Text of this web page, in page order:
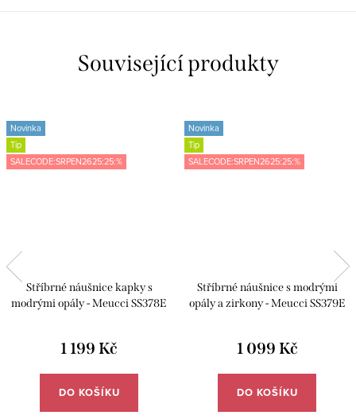
Související produkty
Novinka
Tip
SALECODE:SRPEN2625:25:%
Stříbrné náušnice kapky s
modrými opály - Meucci SS378E
1 199 Kč
DO KOŠÍKU
Novinka
Tip
SALECODE:SRPEN2625:25:%
Stříbrné náušnice s modrými
opály a zirkony - Meucci SS379E
1 099 Kč
DO KOŠÍKU